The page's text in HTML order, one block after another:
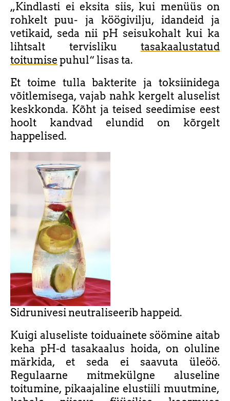
„Kindlasti ei eksita siis, kui menüüs on
rohkelt puu- ja köögivilju, idandeid ja
vetikaid, seda nii pH seisukohalt kui ka
lihtsalt tervisliku tasakaalustatud
toitumise puhul“ lisas ta.
Et toime tulla bakterite ja toksiinidega
võitlemisega, vajab nahk kergelt aluselist
keskkonda. Kõht ja teised seedimise eest
hoolt kandvad elundid on kõrgelt
happelised.
Sidrunivesi neutraliseerib happeid.
Kuigi aluseliste toiduainete söömine aitab
keha pH-d tasakaalus hoida, on oluline
märkida, et seda ei saavuta üleöö.
Regulaarne mitmekülgne aluseline
toitumine, pikaajaline elustiili muutmine,